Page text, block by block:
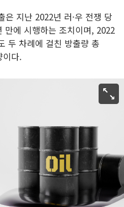
은 지난 2022년 러·우 전쟁 당
만에 시행하는 조치이며, 2022
두 차례에 걸친 방출량 총
이다.